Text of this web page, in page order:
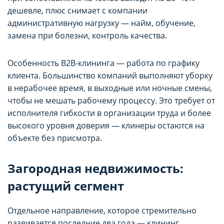
дешевле, плюс снимает с компании
административную нагрузку — найм, обучение,
замена при болезни, контроль качества.
Особенность B2B-клининга — работа по графику
клиента. Большинство компаний выполняют уборку
в нерабочее время, в выходные или ночные смены,
чтобы не мешать рабочему процессу. Это требует от
исполнителя гибкости в организации труда и более
высокого уровня доверия — клинеры остаются на
объекте без присмотра.
Загородная недвижимость:
растущий сегмент
Отдельное направление, которое стремительно